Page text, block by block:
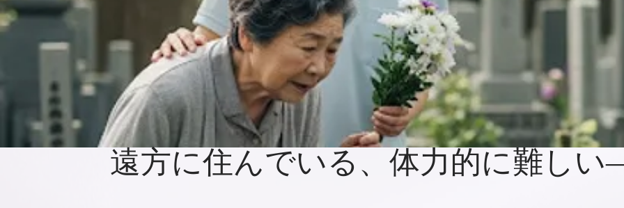
遠方に住んでいる、体力的に難し